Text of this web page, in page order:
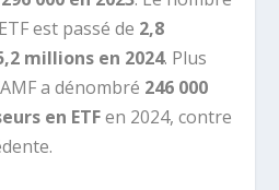
est passé de 2,8
millions en 2024. Plus
a dénombré 246 000
en ETFen 2024, contre